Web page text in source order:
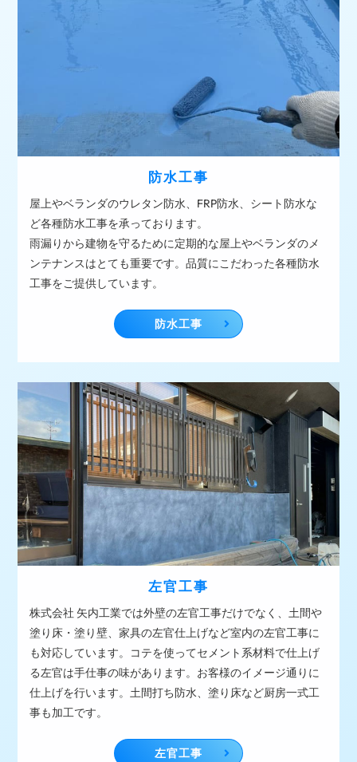
防水工事
屋上やベランダのウレタン防水、FRP防水、シート防水な
ど各種防水工事を承っております。
雨漏りから建物を守るために定期的な屋上やベランダのメ
ンテナンスはとても重要です。品質にこだわった各種防水
工事をご提供しています。
防水工事
左官工事
株式会社 矢内工業では外壁の左官工事だけでなく、土間や
塗り床・塗り壁、家具の左官仕上げなど室内の左官工事に
も対応しています。コテを使ってセメント系材料で仕上げ
る左官は手仕事の味があります。お客様のイメージ通りに
仕上げを行います。土間打ち防水、塗り床など厨房一式工
事も加工です。
左官工事